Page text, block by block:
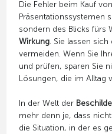
Die Fehler beim Kauf
Präsentationssystemen
sondern des Blicks fürs
Wirkung. Sie lassen
vermeiden. Wenn Sie
und prüfen, sparen Sie
Lösungen, die im Alltag
In der Welt der
mehr denn je, dass
die Situation, in der es